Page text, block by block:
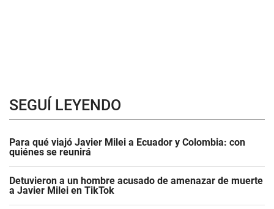
SEGUÍ LEYENDO
Para qué viajó Javier Milei a Ecuador y Colombia: con
quiénes se reunirá
Detuvieron a un hombre acusado de amenazar de muerte
a Javier Milei en TikTok